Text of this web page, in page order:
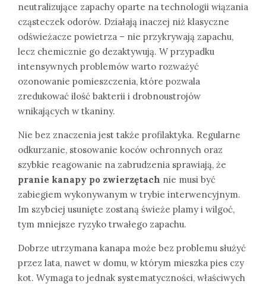
neutralizujące zapachy oparte na technologii wiązania
cząsteczek odorów. Działają inaczej niż klasyczne
odświeżacze powietrza – nie przykrywają zapachu,
lecz chemicznie go dezaktywują. W przypadku
intensywnych problemów warto rozważyć
ozonowanie pomieszczenia, które pozwala
zredukować ilość bakterii i drobnoustrojów
wnikających w tkaniny.
Nie bez znaczenia jest także profilaktyka. Regularne
odkurzanie, stosowanie koców ochronnych oraz
szybkie reagowanie na zabrudzenia sprawiają, że
pranie kanapy po zwierzętach nie musi być
zabiegiem wykonywanym w trybie interwencyjnym.
Im szybciej usunięte zostaną świeże plamy i wilgoć,
tym mniejsze ryzyko trwałego zapachu.
Dobrze utrzymana kanapa może bez problemu służyć
przez lata, nawet w domu, w którym mieszka pies czy
kot. Wymaga to jednak systematyczności, właściwych